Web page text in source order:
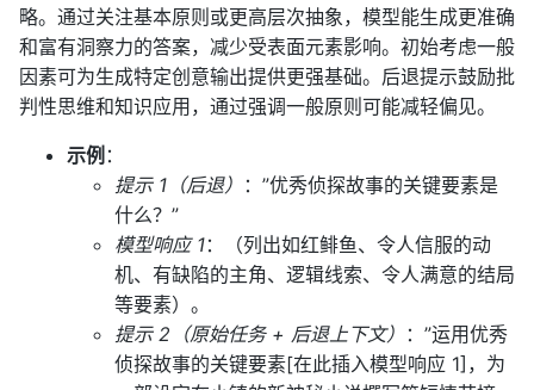
略。通过关注基本原则或更高层次抽象，模型能生成更准确
和富有洞察力的答案，减少受表面元素影响。初始考虑一般
因素可为生成特定创意输出提供更强基础。后退提示鼓励批
判性思维和知识应用，通过强调一般原则可能减轻偏见。
示例 ：
提示 1（后退） ：”优秀侦探故事的关键要素是
什么？”
模型响应 1：（列出如红鲱鱼、令人信服的动
机、有缺陷的主角、逻辑线索、令人满意的结局
等要素）。
提示 2（原始任务 + 后退上下文） ：”运用优秀
侦探故事的关键要素[在此插入模型响应 1]，为